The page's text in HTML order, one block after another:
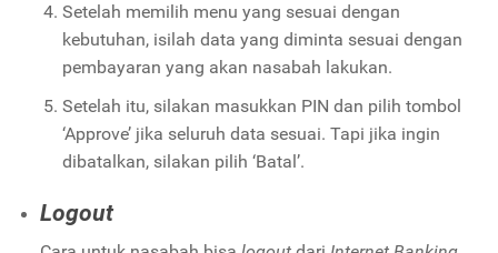
Setelah memilih menu yang sesuai dengan
kebutuhan, isilah data yang diminta sesuai dengan
pembayaran yang akan nasabah lakukan.
Setelah itu, silakan masukkan PIN dan pilih tombol
‘Approve’ jika seluruh data sesuai. Tapi jika ingin
dibatalkan, silakan pilih ‘Batal’.
Logout